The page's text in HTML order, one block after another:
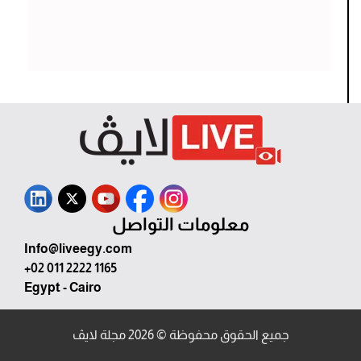
معلومات التواصل
Info@liveegy.com
+02 011 2222 1165
Egypt - Cairo
جميع الحقوق محفوظة © 2026 مجلة لايڤ